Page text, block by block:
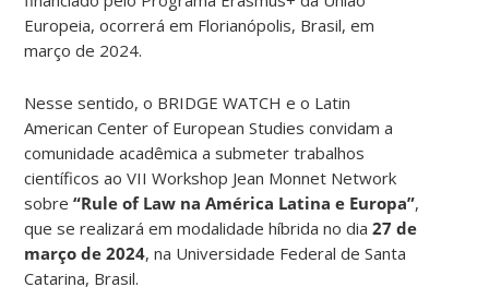
Europeia, ocorrerá em Florianópolis, Brasil, em
março de 2024.
Nesse sentido, o BRIDGE WATCH e o Latin
American Center of European Studies convidam a
comunidade acadêmica a submeter trabalhos
científicos ao VII Workshop Jean Monnet Network
sobre“Rule of Law na América Latina e Europa”,
que se realizará em modalidade híbrida no dia27 de
março de 2024, na Universidade Federal de Santa
Catarina, Brasil.